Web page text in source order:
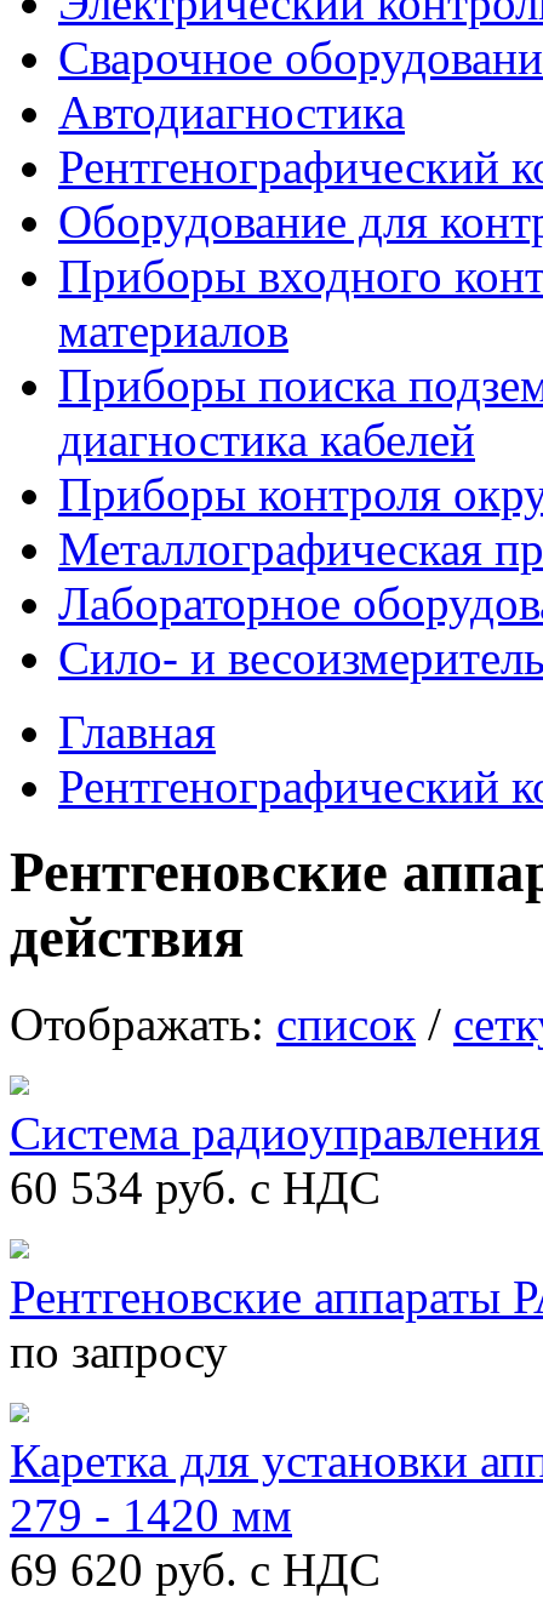
Сварочное
Автодиагностика
Рентгенографический
Оборудование для
Приборы входного
материалов
Приборы поиска
диагностика кабелей
Приборы контроля
Металлографическая
Лабораторное
Сило- и
Главная
Рентгенографический
Рентгеновские
действия
Отображать: список /
Система
60 534 руб. с НДС
Рентгеновские
по запросу
Каретка для установки
279 - 1420 мм
69 620 руб. с НДС